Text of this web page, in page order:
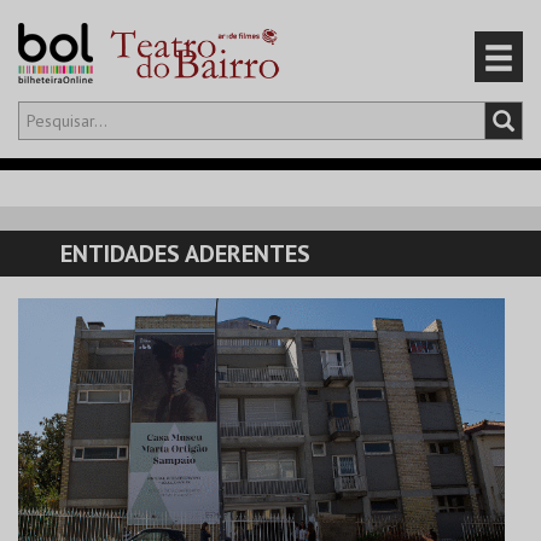
Olá,iniciar sessão
CARRINHO
EVENTOS
CARTÕES
PRODUTOS
ENTIDADES ADERENTES